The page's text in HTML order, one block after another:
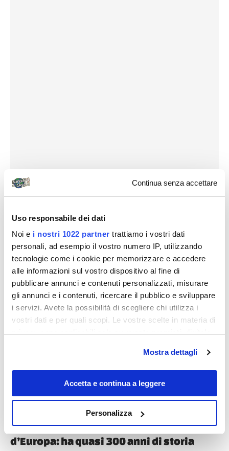
Continua senza accettare
Uso responsabile dei dati
Noi e i nostri 1022 partner trattiamo i vostri dati
personali, ad esempio il vostro numero IP, utilizzando
tecnologie come i cookie per memorizzare e accedere
alle informazioni sul vostro dispositivo al fine di
pubblicare annunci e contenuti personalizzati, misurare
gli annunci e i contenuti, ricercare il pubblico e sviluppare
i servizi. Avete la possibilità di scegliere chi utilizza i
vostri dati e per quali scopi. Le vostre scelte in materia di
modificare o revocare il proprio consenso in qualsiasi
momento dalla Dichiarazione sui cookie o facendo clic
sull'icona di attivazione della privacy.
raccogliere informazioni sulla tua posizione
geografica, con un'approssimazione di qualche
metro,
Mostra dettagli
Accetta e continua a leggere
Personalizza
Destinazioni
In Campania c’è il teatro più antico
d’Europa: ha quasi 300 anni di storia